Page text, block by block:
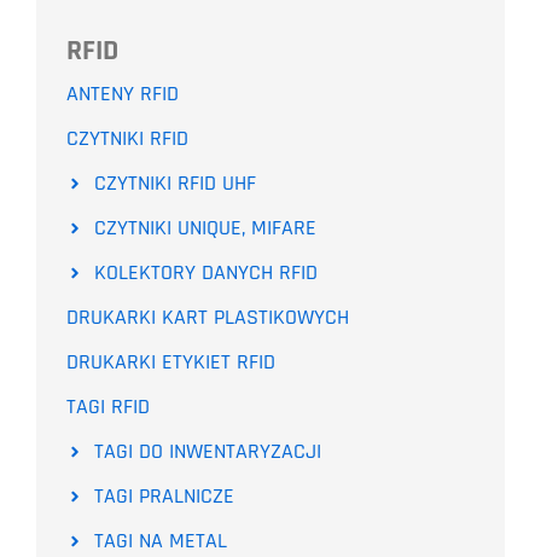
RFID
ANTENY RFID
CZYTNIKI RFID
CZYTNIKI RFID UHF
CZYTNIKI UNIQUE, MIFARE
KOLEKTORY DANYCH RFID
DRUKARKI KART PLASTIKOWYCH
DRUKARKI ETYKIET RFID
TAGI RFID
TAGI DO INWENTARYZACJI
TAGI PRALNICZE
TAGI NA METAL